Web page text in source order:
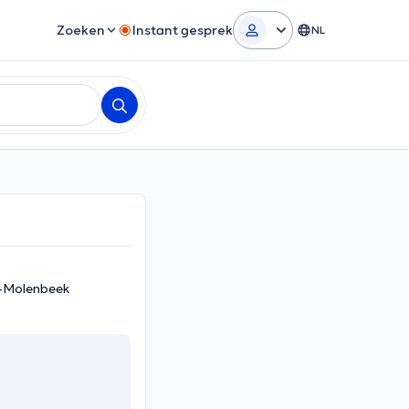
Zoeken Instant gesprek NL